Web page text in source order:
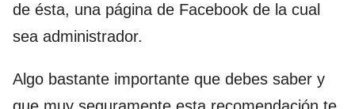
de ésta, una página de Facebook de la cual
sea administrador.
Algo bastante importante que debes saber y